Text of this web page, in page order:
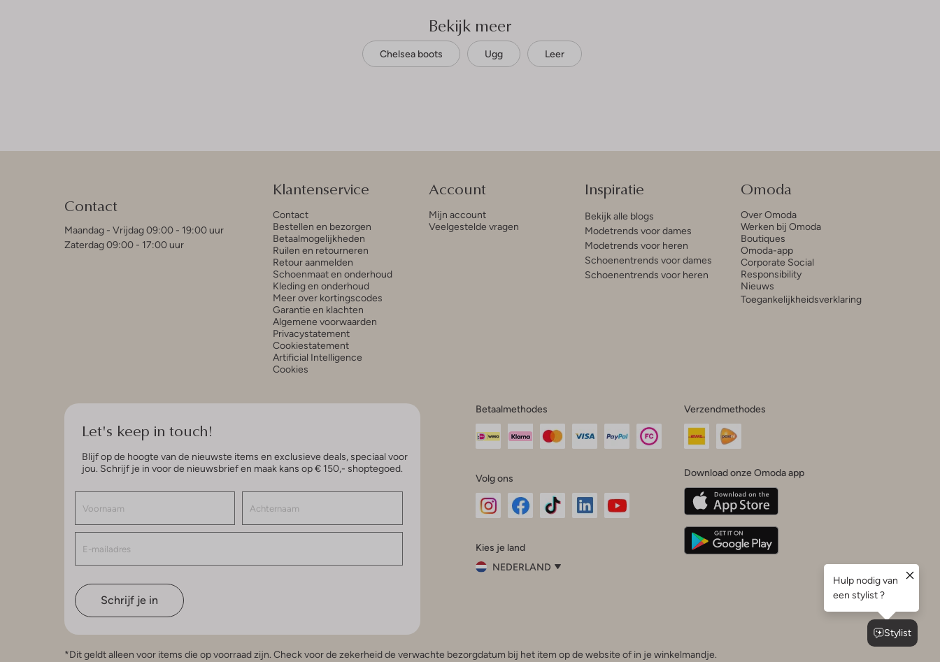
Bekijk meer
Chelsea boots Ugg Leer
Contact
Maandag - Vrijdag 09:00 - 19:00 uur
Zaterdag 09:00 - 17:00 uur
Klantenservice
Contact
Bestellen en bezorgen
Betaalmogelijkheden
Ruilen en retourneren
Retour aanmelden
Schoenmaat en onderhoud
Kleding en onderhoud
Meer over kortingscodes
Garantie en klachten
Algemene voorwaarden
Privacystatement
Cookiestatement
Artificial Intelligence
Cookies
Account
Mijn account
Veelgestelde vragen
Inspiratie
Bekijk alle blogs
Modetrends voor dames
Modetrends voor heren
Schoenentrends voor dames
Schoenentrends voor heren
Omoda
Over Omoda
Werken bij Omoda
Boutiques
Omoda-app
Corporate Social
Responsibility
Nieuws
Toegankelijkheidsverklaring
Let's keep in touch!
Blijf op de hoogte van de nieuwste items en exclusieve deals, speciaal voor
jou. Schrijf je in voor de nieuwsbrief en maak kans op € 150,- shoptegoed.
Schrijf je in
Betaalmethodes
Volg ons
InstagramFacebook
Kies je land
NEDERLAND
België (Nederlands)
Verzendmethodes
Download onze Omoda app
*Dit geldt alleen voor items die op voorraad zijn. Check voor de zekerheid de verwachte bezorgdatum bij het item op de website of in je winkelmandje.